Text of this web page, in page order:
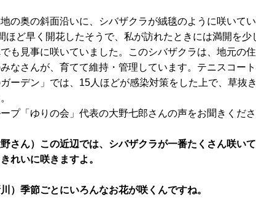
の奥の斜面沿いに、シバザクラが絨毯のように咲いて
ほど早く開花したそうで、私が訪れたときには満開を少
も見事に咲いていました。このシバザクラは、地元の
なさんが、育てて維持・管理しています。テニスコー
ガーデン」では、15人ほどが感染対策をした上で、草抜
プ「ゆりの会」代表の大野七郎さんの声をお聞きくださ
さん）この近辺では、シバザクラが一番たくさん咲い
れいに咲きますよ。
）季節ごとにいろんなお花が咲くんですね。